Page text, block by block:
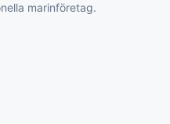
marinföretag.